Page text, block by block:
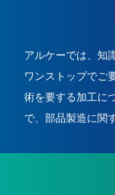
アルケーでは、知
ワンストップでご
術を要する加工に
で、部品製造に関